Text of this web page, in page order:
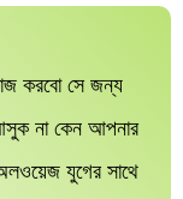
করবো সে জন্য
না কেন আপনার
যুগের সাথে